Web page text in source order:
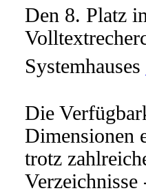
Den 8. Platz
Systemhauses
Die
Dimensionen
trotz